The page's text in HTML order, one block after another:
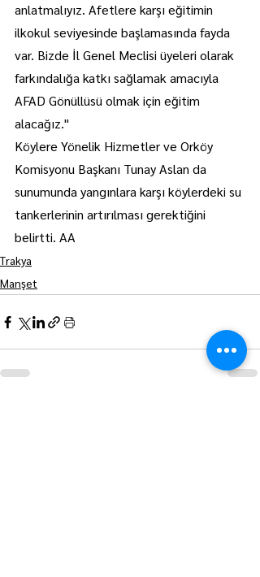
anlatmalıyız. Afetlere karşı eğitimin
ilkokul seviyesinde başlamasında fayda
var. Bizde İl Genel Meclisi üyeleri olarak
farkındalığa katkı sağlamak amacıyla
AFAD Gönüllüsü olmak için eğitim
alacağız."
Köylere Yönelik Hizmetler ve Orköy
Komisyonu Başkanı Tunay Aslan da
sunumunda yangınlara karşı köylerdeki su
tankerlerinin artırılması gerektiğini
belirtti. AA
Trakya
Manşet